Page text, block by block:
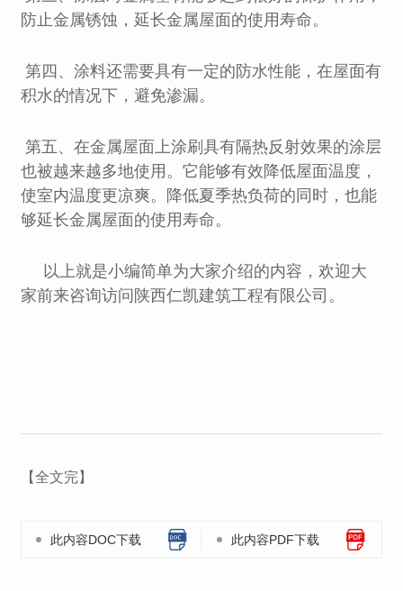
防止金属锈蚀，延长金属屋面的使用寿命。
第四、涂料还需要具有一定的防水性能，在屋面有
积水的情况下，避免渗漏。
第五、在金属屋面上涂刷具有隔热反射效果的涂层
也被越来越多地使用。它能够有效降低屋面温度，
使室内温度更凉爽。降低夏季热负荷的同时，也能
够延长金属屋面的使用寿命。
以上就是小编简单为大家介绍的内容，欢迎大
家前来咨询访问陕西仁凯建筑工程有限公司。
【全文完】
此内容DOC下载 此内容PDF下载